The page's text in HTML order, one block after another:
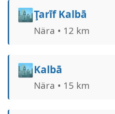
🏙️Ţarīf Kalbā
Nära • 12 km
🏙️Kalbā
Nära • 15 km